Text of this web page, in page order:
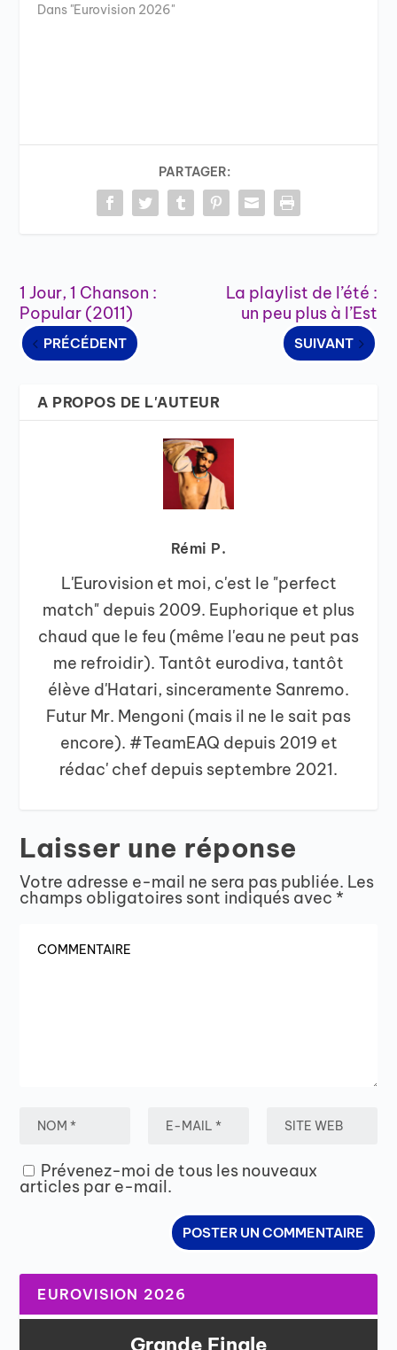
Dans "Eurovision 2026"
PARTAGER:
1 Jour, 1 Chanson :
Popular (2011)
PRÉCÉDENT
La playlist de l’été :
un peu plus à l’Est
SUIVANT
A PROPOS DE L'AUTEUR
Rémi P.
L'Eurovision et moi, c'est le "perfect
match" depuis 2009. Euphorique et plus
chaud que le feu (même l'eau ne peut pas
me refroidir). Tantôt eurodiva, tantôt
élève d'Hatari, sinceramente Sanremo.
Futur Mr. Mengoni (mais il ne le sait pas
encore). #TeamEAQ depuis 2019 et
rédac' chef depuis septembre 2021.
Laisser une réponse
Votre adresse e-mail ne sera pas publiée. Les
champs obligatoires sont indiqués avec *
Prévenez-moi de tous les nouveaux
articles par e-mail.
EUROVISION 2026
Grande Finale